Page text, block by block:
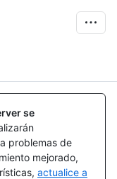
se
problemas de
mejorado,
actualice a